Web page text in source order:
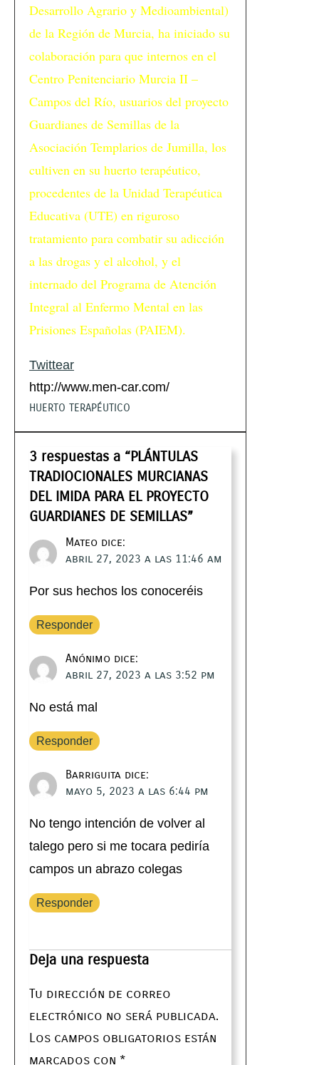
Desarrollo Agrario y Medioambiental)
de la Región de Murcia, ha iniciado su
colaboración para que internos en el
Centro Penitenciario Murcia II –
Campos del Río, usuarios del proyecto
Guardianes de Semillas de la
Asociación Templarios de Jumilla, los
cultiven en su huerto terapéutico,
procedentes de la Unidad Terapéutica
Educativa (UTE) en riguroso
tratamiento para combatir su adicción
a las drogas y el alcohol, y el
internado del Programa de Atención
Integral al Enfermo Mental en las
Prisiones Españolas (PAIEM).
Twittear
http://www.men-car.com/
HUERTO TERAPÉUTICO
3 respuestas a “PLÁNTULAS
TRADIOCIONALES MURCIANAS
DEL IMIDA PARA EL PROYECTO
GUARDIANES DE SEMILLAS”
Mateo dice:
abril 27, 2023 a las 11:46 am
Por sus hechos los conoceréis
Responder
Anónimo dice:
abril 27, 2023 a las 3:52 pm
No está mal
Responder
Barriguita dice:
mayo 5, 2023 a las 6:44 pm
No tengo intención de volver al
talego pero si me tocara pediría
campos un abrazo colegas
Responder
Deja una respuesta
Tu dirección de correo
electrónico no será publicada.
Los campos obligatorios están
marcados con *